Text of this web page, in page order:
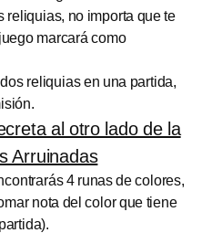
reliquias, no importa que te
marcará como
reliquias en una partida,
al otro lado de la
Arruinadas
4 runas de colores,
nota del color que tiene